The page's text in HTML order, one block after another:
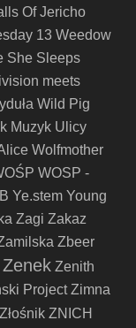
Of Jericho
13 Weedow
She Sleeps
meets
Wild Pig
Muzyk Ulicy
Wolfmother
WOSP -
Ye.stem Young
Zagi Zakaz
Zbeer
Zenek Zenith
Project Zimna
Złośnik ZNICH